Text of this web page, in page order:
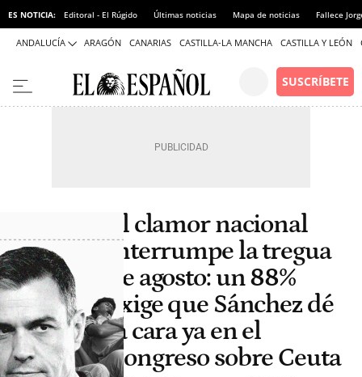
ES NOTICIA: Editoral - El Rúgido Últimas noticias Mapa de noticias Fallece
ANDALUCÍA ARAGÓN CANARIAS CASTILLA-LA MANCHA CASTILLA Y LEÓN
El clamor nacional
interrumpe la tregua
de agosto: un 88%
exige que Sánchez dé
la cara ya en el
Congreso sobre Ceuta